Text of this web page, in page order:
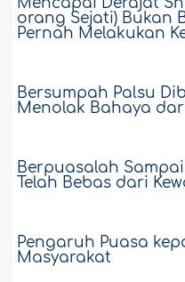
orang Sejati) Bukan
Pernah Melakukan
Bersumpah Palsu
Menolak Bahaya
Berpuasalah
Telah Bebas dari
Pengaruh Puasa
Masyarakat